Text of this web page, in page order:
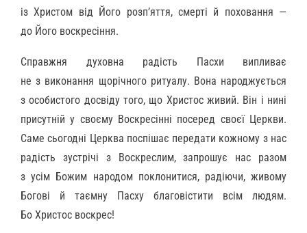
із Христом від Його розп’яття, смерті й поховання —
до Його воскресіння.
Справжня духовна радість Пасхи випливає
не з виконання щорічного ритуалу. Вона народжується
з особистого досвіду того, що Христос живий. Він і нині
присутній у своєму Воскресінні посеред своєї Церкви.
Саме сьогодні Церква поспішає передати кожному з нас
радість зустрічі з Воскреслим, запрошує нас разом
з усім Божим народом поклонитися, радіючи, живому
Богові й таємну Пасху благовістити всім людям.
Бо Христос воскрес!